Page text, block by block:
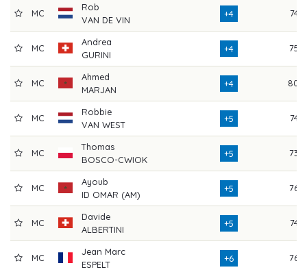
MC
Rob
VAN DE VIN
+4 74
MC
Andrea
GURINI
+4 75
MC
Ahmed
MARJAN
+4 80
MC
Robbie
VAN WEST
+5 74
MC
Thomas
BOSCO-CWIOK
+5 73
MC
Ayoub
ID OMAR (AM)
+5 76
MC
Davide
ALBERTINI
+5 74
MC
Jean Marc
ESPELT
+6 76